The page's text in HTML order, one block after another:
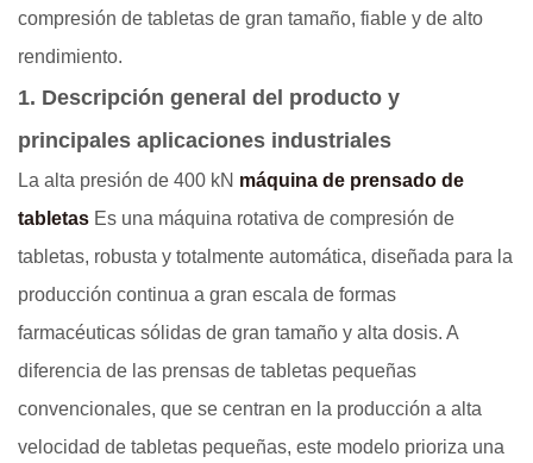
compresión de tabletas de gran tamaño, fiable y de alto
rendimiento.
1. Descripción general del producto y
principales aplicaciones industriales
La alta presión de 400 kN máquina de prensado de
tabletas Es una máquina rotativa de compresión de
tabletas, robusta y totalmente automática, diseñada para la
producción continua a gran escala de formas
farmacéuticas sólidas de gran tamaño y alta dosis. A
diferencia de las prensas de tabletas pequeñas
convencionales, que se centran en la producción a alta
velocidad de tabletas pequeñas, este modelo prioriza una